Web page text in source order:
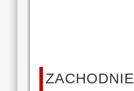
ZACHODNIE